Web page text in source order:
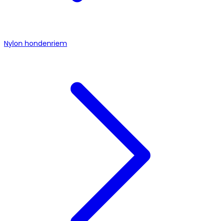
Nylon hondenriem